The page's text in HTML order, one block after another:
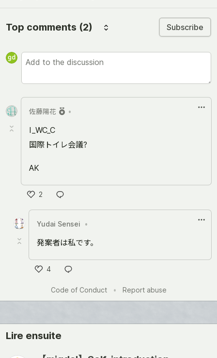
Top comments (2) Subscribe
佐藤陽花 •
I_WC_C
国際トイレ会議?
AK
2
Like
Yudai Sensei
•
発案者は私です。
4
Code of Conduct
• Report abuse
Lire ensuite